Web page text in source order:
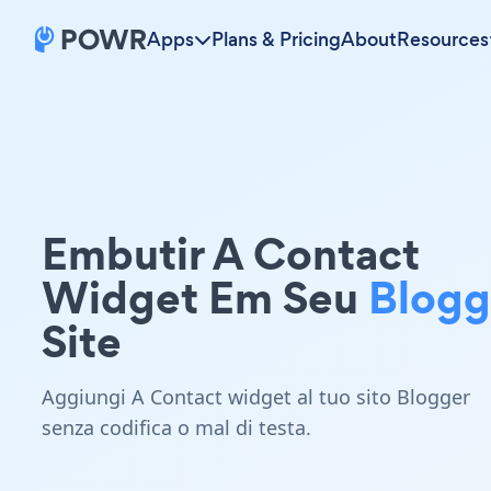
Apps Plans & PricingAboutResources
Embutir A Contact
Widget Em Seu
Site
Aggiungi A Contact widget al tuo sito Blogger
senza codifica o mal di testa.